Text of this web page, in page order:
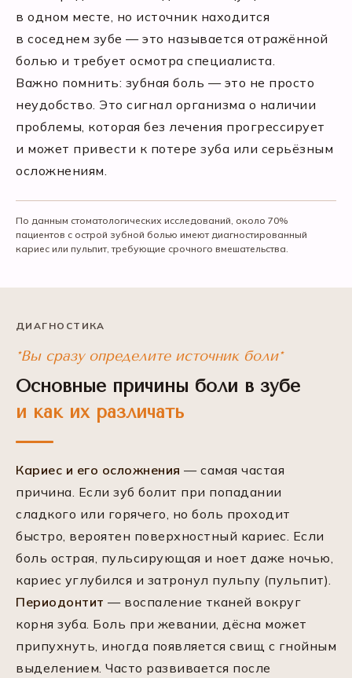
в одном месте, но источник находится
в соседнем зубе — это называется отражённой
болью и требует осмотра специалиста.
Важно помнить: зубная боль — это не просто
неудобство. Это сигнал организма о наличии
проблемы, которая без лечения прогрессирует
и может привести к потере зуба или серьёзным
осложнениям.
По данным стоматологических исследований, около 70%
пациентов с острой зубной болью имеют диагностированный
кариес или пульпит, требующие срочного вмешательства.
ДИАГНОСТИКА
*Вы сразу определите источник боли*
Основные причины боли в зубе
и как их различать
Кариес и его осложнения — самая частая
причина. Если зуб болит при попадании
сладкого или горячего, но боль проходит
быстро, вероятен поверхностный кариес. Если
боль острая, пульсирующая и ноет даже ночью,
кариес углубился и затронул пульпу (пульпит).
Периодонтит — воспаление тканей вокруг
корня зуба. Боль при жевании, дёсна может
припухнуть, иногда появляется свищ с гнойным
выделением. Часто развивается после